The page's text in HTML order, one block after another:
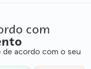
com
de acordo com o seu